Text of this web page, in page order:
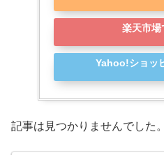
楽天市場
Yahoo!ショッ
記事は見つかりませんでした。